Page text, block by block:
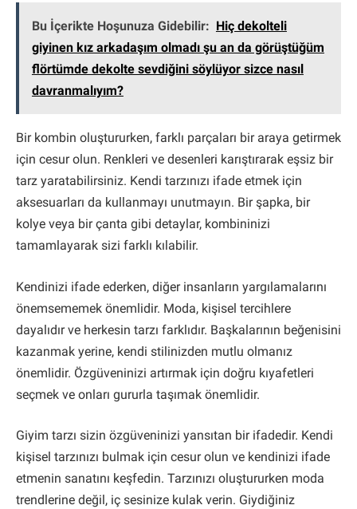
Bu İçerikte Hoşunuza Gidebilir: Hiç dekolteli
giyinen kız arkadaşım olmadı şu an da görüştüğüm
flörtümde dekolte sevdiğini söylüyor sizce nasıl
davranmalıyım?
Bir kombin oluştururken, farklı parçaları bir araya getirmek
için cesur olun. Renkleri ve desenleri karıştırarak eşsiz bir
tarz yaratabilirsiniz. Kendi tarzınızı ifade etmek için
aksesuarları da kullanmayı unutmayın. Bir şapka, bir
kolye veya bir çanta gibi detaylar, kombininizi
tamamlayarak sizi farklı kılabilir.
Kendinizi ifade ederken, diğer insanların yargılamalarını
önemsememek önemlidir. Moda, kişisel tercihlere
dayalıdır ve herkesin tarzı farklıdır. Başkalarının beğenisini
kazanmak yerine, kendi stilinizden mutlu olmanız
önemlidir. Özgüveninizi artırmak için doğru kıyafetleri
seçmek ve onları gururla taşımak önemlidir.
Giyim tarzı sizin özgüveninizi yansıtan bir ifadedir. Kendi
kişisel tarzınızı bulmak için cesur olun ve kendinizi ifade
etmenin sanatını keşfedin. Tarzınızı oluştururken moda
trendlerine değil, iç sesinize kulak verin. Giydiğiniz